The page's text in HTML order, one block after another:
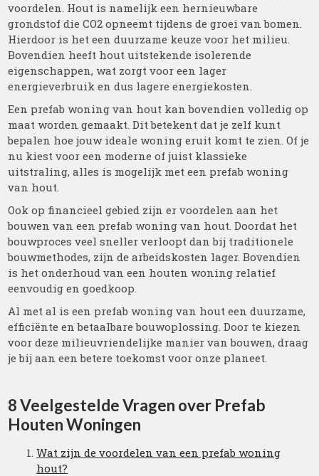
voordelen. Hout is namelijk een hernieuwbare
grondstof die CO2 opneemt tijdens de groei van bomen.
Hierdoor is het een duurzame keuze voor het milieu.
Bovendien heeft hout uitstekende isolerende
eigenschappen, wat zorgt voor een lager
energieverbruik en dus lagere energiekosten.
Een prefab woning van hout kan bovendien volledig op
maat worden gemaakt. Dit betekent dat je zelf kunt
bepalen hoe jouw ideale woning eruit komt te zien. Of je
nu kiest voor een moderne of juist klassieke
uitstraling, alles is mogelijk met een prefab woning
van hout.
Ook op financieel gebied zijn er voordelen aan het
bouwen van een prefab woning van hout. Doordat het
bouwproces veel sneller verloopt dan bij traditionele
bouwmethodes, zijn de arbeidskosten lager. Bovendien
is het onderhoud van een houten woning relatief
eenvoudig en goedkoop.
Al met al is een prefab woning van hout een duurzame,
efficiënte en betaalbare bouwoplossing. Door te kiezen
voor deze milieuvriendelijke manier van bouwen, draag
je bij aan een betere toekomst voor onze planeet.
8 Veelgestelde Vragen over Prefab
Houten Woningen
Wat zijn de voordelen van een prefab woning
hout?